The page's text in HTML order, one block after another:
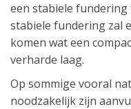
een stabiele fundering
stabiele fundering zal
komen wat een
verharde laag.
Op sommige vooral
noodzakelijk zijn